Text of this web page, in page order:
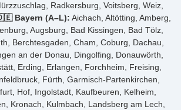
Radkersburg, Voitsberg, Weiz,
Bayern (A–L): Aichach, Altötting, Amberg,
Augsburg, Bad Kissingen, Bad Tölz,
Berchtesgaden, Cham, Coburg, Dachau,
an der Donau, Dingolfing, Donauwörth,
Erding, Erlangen, Forchheim, Freising,
Fürth, Garmisch-Partenkirchen,
Hof, Ingolstadt, Kaufbeuren, Kelheim,
Kronach, Kulmbach, Landsberg am Lech,